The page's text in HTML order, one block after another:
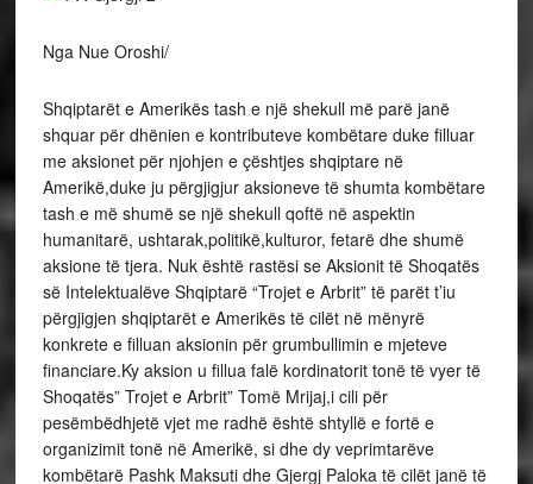
Nga Nue Oroshi/
Shqiptarët e Amerikës tash e një shekull më parë janë
shquar për dhënien e kontributeve kombëtare duke filluar
me aksionet për njohjen e çështjes shqiptare në
Amerikë,duke ju përgjigjur aksioneve të shumta kombëtare
tash e më shumë se një shekull qoftë në aspektin
humanitarë, ushtarak,politikë,kulturor, fetarë dhe shumë
aksione të tjera. Nuk është rastësi se Aksionit të Shoqatës
së Intelektualëve Shqiptarë “Trojet e Arbrit” të parët t’iu
përgjigjen shqiptarët e Amerikës të cilët në mënyrë
konkrete e filluan aksionin për grumbullimin e mjeteve
financiare.Ky aksion u fillua falë kordinatorit tonë të vyer të
Shoqatës” Trojet e Arbrit” Tomë Mrijaj,i cili për
pesëmbëdhjetë vjet me radhë është shtyllë e fortë e
organizimit tonë në Amerikë, si dhe dy veprimtarëve
kombëtarë Pashk Maksuti dhe Gjergj Paloka të cilët janë të